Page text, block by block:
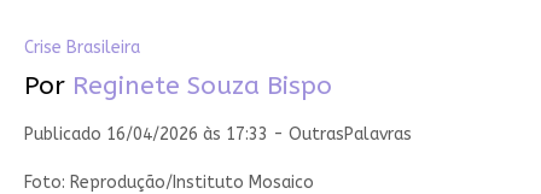
Crise Brasileira
Por Reginete Souza Bispo
Publicado 16/04/2026 às 17:33 - OutrasPalavras
Foto: Reprodução/Instituto Mosaico